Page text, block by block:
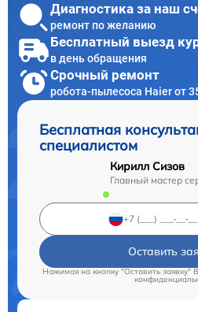
Диагностика за наш
ремонт по желанию
Бесплатный выезд
в день обращения
Срочный ремонт
робота-пылесоса Haier от
Бесплатная
специалистом
Кирилл Сизов
Главный мастер
Оставить
Нажимая на кнопку "Оставить заявку"